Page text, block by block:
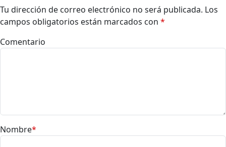
Tu dirección de correo electrónico no será publicada. Los
campos obligatorios están marcados con *
Comentario
Nombre*